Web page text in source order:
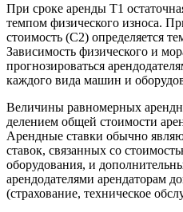
При сроке аренды Т1
темпом физического износа.
стоимость (С2) определяется
Зависимость физического и
прогнозироваться
каждого вида машин и
Величины равномерных
делением общей стоимости
Арендные ставки обычно
ставок, связанных со
оборудования, и
арендодателями арендаторам
(страхование, техническое